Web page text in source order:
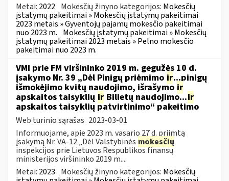
Metai: 2022 Mokesčių žinyno kategorijos: Mokesčių
įstatymų pakeitimai » Mokesčių įstatymų pakeitimai
2023 metais » Gyventojų pajamų mokesčio pakeitimai
nuo 2023 m. Mokesčių įstatymų pakeitimai » Mokesčių
įstatymų pakeitimai 2023 metais » Pelno mokesčio
pakeitimai nuo 2023 m.
VMI prie FM viršininko 2019 m. gegužės 10 d.
įsakymo Nr. 39 „Dėl Pinigų priėmimo ir...pinigų
išmokėjimo kvitų naudojimo, išrašymo ir
apskaitos taisyklių ir Bilietų naudojimo...ir
apskaitos taisyklių patvirtinimo“ pakeitimo
Web turinio sąrašas 2023-03-01
Informuojame, apie 2023 m. vasario 27 d. priimtą
įsakymą Nr. VA-12 „Dėl Valstybinės mokesčių
inspekcijos prie Lietuvos Respublikos finansų
ministerijos viršininko 2019 m....
Metai: 2023 Mokesčių žinyno kategorijos: Mokesčių